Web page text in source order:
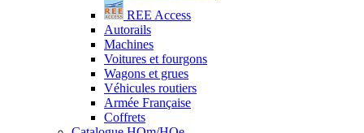
REE Access
Autorails
Machines
Voitures et fourgons
Wagons et grues
Véhicules routiers
Armée Française
Coffrets